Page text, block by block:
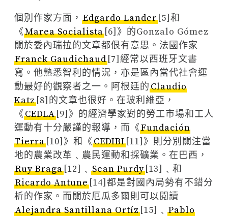
個別作家方面， Edgardo Lander [5]和
《Marea Socialista [6]》的Gonzalo Gómez
關於委內瑞拉的文章都佷有意思。法國作家
Franck Gaudichaud [7]經常以西班牙文書
寫。他熟悉智利的情況，亦是區內當代社會運
動最好的觀察者之一。阿根廷的Claudio
Katz [8]的文章也很好。在玻利維亞，
《CEDLA [9]》的經濟學家對的勞工市場和工人
運動有十分嚴謹的報導，而《Fundación
Tierra [10]》和《CEDIBI [11]》則分別關注當
地的農業改革﹑農民運動和採礦業。在巴西，
Ruy Braga [12]﹑ Sean Purdy [13]﹑和
Ricardo Antune [14]都是對國內局勢有不錯分
析的作家。而關於厄瓜多爾則可以閱讀
Alejandra Santillana Ortíz [15]﹑ Pablo